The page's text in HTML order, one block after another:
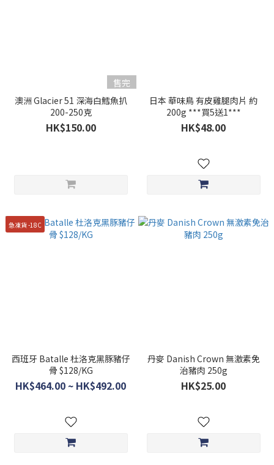
售完
澳洲 Glacier 51 深海白鱈魚扒
200-250克
HK$150.00
日本 華味鳥 有皮雞腿肉片 約
200g ***買5送1***
HK$48.00
急凍貨 -18C
西班牙 Batalle 杜洛克黑豚豬仔
骨 $128/KG
HK$464.00 ~ HK$492.00
丹麥 Danish Crown 無激素免
治豬肉 250g
HK$25.00